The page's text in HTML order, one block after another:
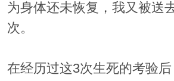
为身体还未恢复，我又被送
次。
在经历过这3次生死的考验